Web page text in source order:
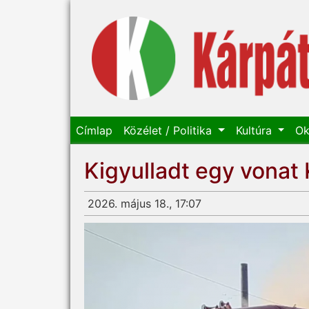
Címlap Közélet / Politika Kultúra
Kigyulladt egy vonat
2026. május 18., 17:07